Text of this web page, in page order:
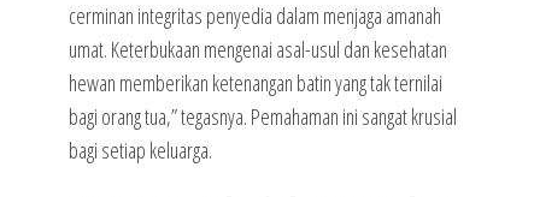
cerminan integritas penyedia dalam menjaga amanah
umat. Keterbukaan mengenai asal-usul dan kesehatan
hewan memberikan ketenangan batin yang tak ternilai
bagi orang tua,” tegasnya. Pemahaman ini sangat krusial
bagi setiap keluarga.